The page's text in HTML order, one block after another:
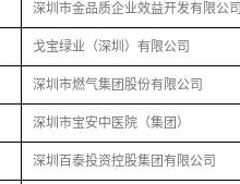
深圳市金品质企业效益开发有限公司
戈宝绿业（深圳）有限公司
深圳市燃气集团股份有限公司
深圳市宝安中医院（集团）
深圳百泰投资控股集团有限公司